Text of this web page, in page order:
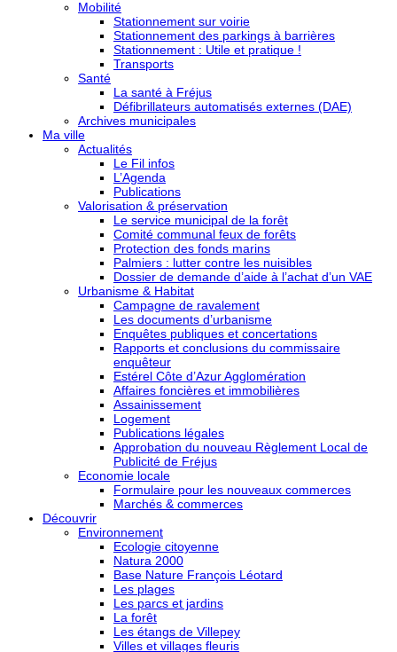
Mobilité
Stationnement sur voirie
Stationnement des parkings à barrières
Stationnement : Utile et pratique !
Transports
Santé
La santé à Fréjus
Défibrillateurs automatisés externes (DAE)
Archives municipales
Ma ville
Actualités
Le Fil infos
L’Agenda
Publications
Valorisation & préservation
Le service municipal de la forêt
Comité communal feux de forêts
Protection des fonds marins
Palmiers : lutter contre les nuisibles
Dossier de demande d’aide à l’achat d’un VAE
Urbanisme & Habitat
Campagne de ravalement
Les documents d’urbanisme
Enquêtes publiques et concertations
Rapports et conclusions du commissaire
enquêteur
Estérel Côte d’Azur Agglomération
Affaires foncières et immobilières
Assainissement
Logement
Publications légales
Approbation du nouveau Règlement Local de
Publicité de Fréjus
Economie locale
Formulaire pour les nouveaux commerces
Marchés & commerces
Découvrir
Environnement
Ecologie citoyenne
Natura 2000
Base Nature François Léotard
Les plages
Les parcs et jardins
La forêt
Les étangs de Villepey
Villes et villages fleuris